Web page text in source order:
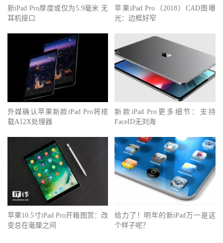
新iPad Pro厚度或仅为5.9毫米 无
耳机接口
苹果iPad Pro（2018）CAD图曝
光：边框好窄
外媒确认苹果新款iPad Pro将搭
载A12X处理器
新款iPad Pro更多细节：支持
FaceID无刘海
苹果10.5寸iPad Pro开箱图赏：改
变总在毫厘之间
给力了！明年的新iPad万一是这
个样子呢？